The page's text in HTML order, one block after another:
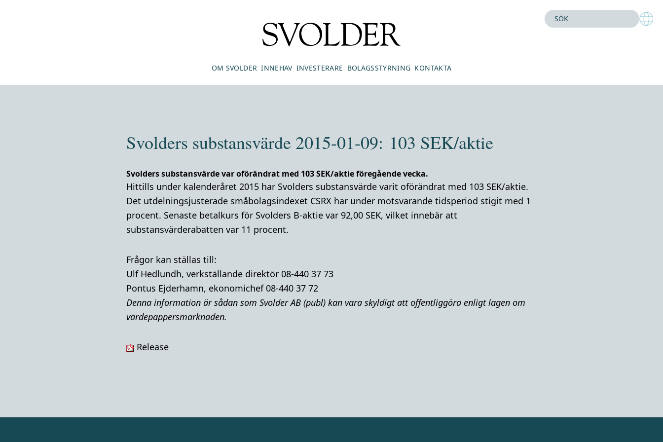
OM SVOLDER INNEHAV INVESTERARE BOLAGSSTYRNING KONTAKTA
Svolders substansvärde 2015-01-09: 103 SEK/aktie
Svolders substansvärde var oförändrat med 103 SEK/aktie föregående vecka.
Hittills under kalenderåret 2015 har Svolders substansvärde varit oförändrat med 103 SEK/aktie.
Det utdelningsjusterade småbolagsindexet CSRX har under motsvarande tidsperiod stigit med 1
procent. Senaste betalkurs för Svolders B-aktie var 92,00 SEK, vilket innebär att
substansvärderabatten var 11 procent.
Frågor kan ställas till:
Ulf Hedlundh, verkställande direktör 08-440 37 73
Pontus Ejderhamn, ekonomichef 08-440 37 72
Denna information är sådan som Svolder AB (publ) kan vara skyldigt att offentliggöra enligt lagen om
värdepappersmarknaden.
Release